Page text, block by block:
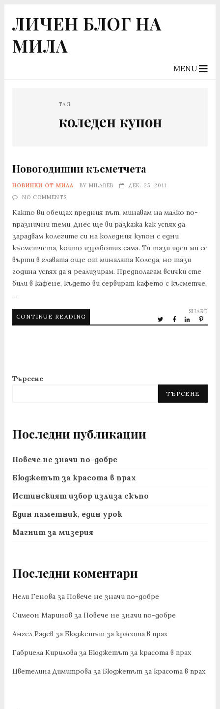
ЛИЧЕН БЛОГ НА
МИЛА
MENU
TAG
коледен купон
Новогодишни късметчета
НОВИНКИ ОТ МИЛА BY MILABEB
ДЕК. 25, 2011
NO COMMENTS
Както ви обещах предния път, минавам на малко по-
празнични теми. Днес ще ви разкажа как успях да
зарадвам колегите си на коледния купон с едни
късметчета, които изработих сама. Тя тази идея ми се
върти в главата още от миналата Коледа, но тази
година успях да я реализирам. Предполагам всички сте
били в кафене, където ви сервират кафето с късметче,
…
CONTINUE READING
SHARE
Търсене
ТЪРСЕНЕ
Последни публикации
Повече не значи по-добре
Бюджетът за красота в прах
Истинският избор излиза скъпо
Един паметник, един урок
Магнит за мизерия
Последни коментари
Нели Генова за Повече не значи по-добре
Симеон Маринов за Повече не значи по-добре
Ангел Радев за Бюджетът за красота в прах
Габриела Кирилова за Бюджетът за красота в прах
Цветелина Димитрова за Бюджетът за красота в прах